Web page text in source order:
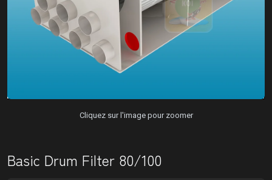
Cliquez sur l'image pour zoomer
Basic Drum Filter 80/100